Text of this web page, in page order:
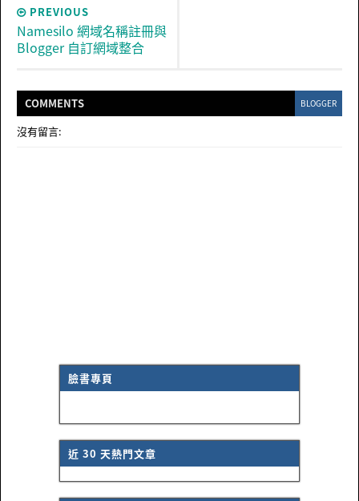
PREVIOUS
Namesilo 網域名稱註冊與
Blogger 自訂網域整合
COMMENTS BLOGGER
沒有留言:
臉書專頁
近 30 天熱門文章